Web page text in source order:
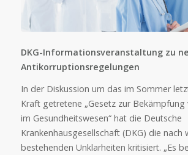
DKG-Informationsveranstaltung zu
Antikorruptionsregelungen
In der Diskussion um das im Sommer
Kraft getretene „Gesetz zur
im Gesundheitswesen“ hat die Deutsche
Krankenhausgesellschaft (DKG) die nach
bestehenden Unklarheiten kritisiert. „Es